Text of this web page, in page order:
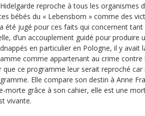
reproche à tous les organismes
bébés du « Lebensborn » comme des
été jugé pour ces faits qui concernent tant
d’un accouplement guidé pour produire
en particulier en Pologne, il y avait
comme appartenant au crime contre
que ce programme leur serait reproché
Elle compare son destin à Anne
morte grâce à son cahier, elle est une
vivante.